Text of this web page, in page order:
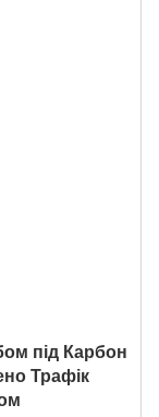
під Карбон
Трафік